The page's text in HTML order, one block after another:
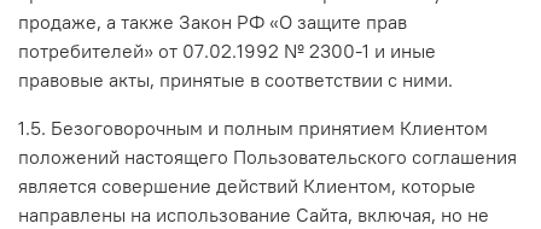
продаже, а также Закон РФ «О защите прав
потребителей» от 07.02.1992 № 2300-1 и иные
правовые акты, принятые в соответствии с ними.
1.5. Безоговорочным и полным принятием Клиентом
положений настоящего Пользовательского соглашения
является совершение действий Клиентом, которые
направлены на использование Сайта, включая, но не